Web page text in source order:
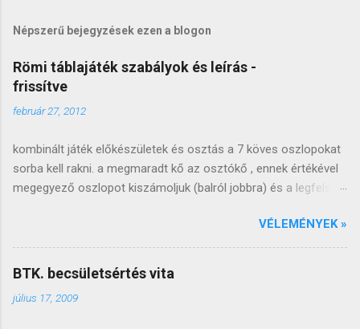
j
e
g
y
é
s
e
Népszerű bejegyzések ezen a blogon
Römi táblajáték szabályok és leírás -
frissítve
február 27, 2012
kombinált játék előkészületek és osztás a 7 köves oszlopokat
sorba kell rakni. a megmaradt kő az osztókő , ennek értékével
megegyező oszlopot kiszámoljuk (balról jobbra) és a legfelső
következő oszlop tetejére, ezt az oszlopot kiosztjuk a kezdő
játékosnak, a következő oszlopot a következőnek és így
tovább, óramutató járásával megegyező irányba (ahogy a
, a következő oszlopot felrakjuk az azután következő tetejére,
VÉLEMÉNYEK »
BTK. becsületsértés vita
július 17, 2009